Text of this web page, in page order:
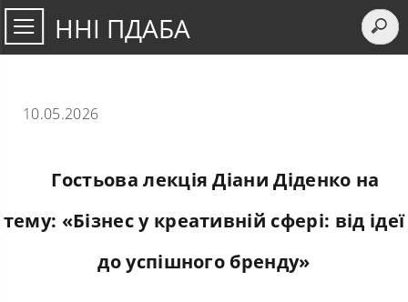
ННІ ПДАБА
10.05.2026
Гостьова лекція Діани Діденко на
тему: «Бізнес у креативній сфері: від ідеї
до успішного бренду»